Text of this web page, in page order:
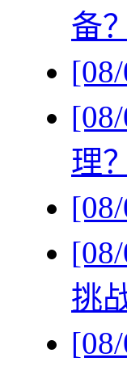
备？
理？
挑